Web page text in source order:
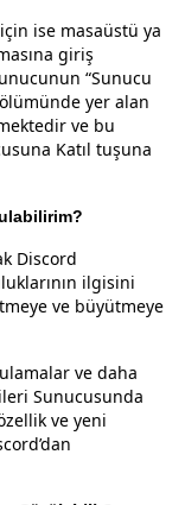
ise masaüstü ya
giriş
“Sunucu
yer alan
ve bu
Katıl tuşuna
Discord
ilgisini
ve büyütmeye
ve daha
Sunucusunda
ve yeni